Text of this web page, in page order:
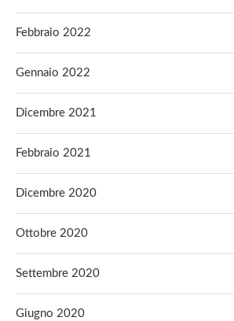
Febbraio 2022
Gennaio 2022
Dicembre 2021
Febbraio 2021
Dicembre 2020
Ottobre 2020
Settembre 2020
Giugno 2020